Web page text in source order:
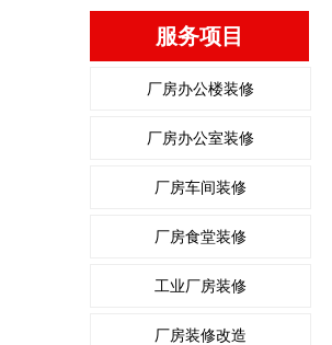
服务项目
厂房办公楼装修
厂房办公室装修
厂房车间装修
厂房食堂装修
工业厂房装修
厂房装修改造